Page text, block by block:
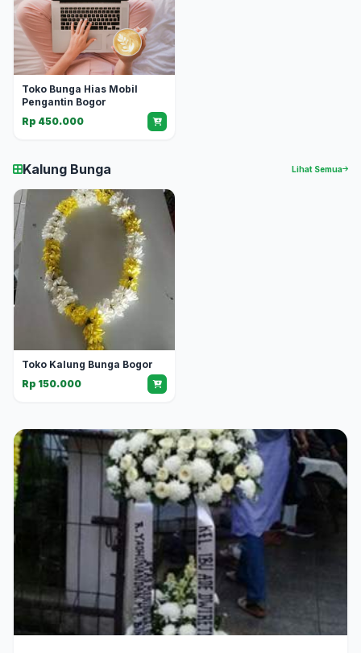
Toko Bunga Hias Mobil
Pengantin Bogor
Rp 450.000
Kalung Bunga Lihat Semua
Toko Kalung Bunga Bogor
Rp 150.000